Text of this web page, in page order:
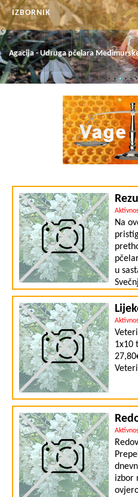
Agacija - Udruga pčelara
IZBORNIK
POČETNA
O UDRUZI
POVIJEST UDRUGE
OGRANCI-SEKCIJE I POVJERENICI
PREDAVANJA
GALERIJA
FOTOGRAFIJE
VIDEO
MALI OGLASI
PRODAJEM
KUPUJEM
KONTAKTI
Na
u
puta
uz
linku:
1x10
izbor